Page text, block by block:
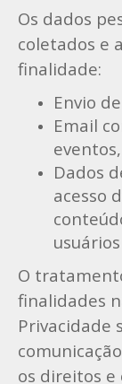
Os dados
coletados e
finalidade:
Envio
Email
Dados
acesso
O
finalidades
Privacidade
os direitos e